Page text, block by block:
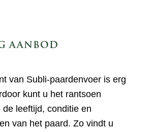
AANBOD
van Subli-paardenvoer is erg
kunt u het rantsoen
leeftijd, conditie en
van het paard. Zo vindt u